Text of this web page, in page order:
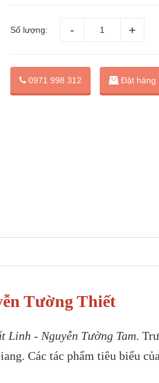
Số lượng:
0971 998 312 Đặt hàng
Tường Thiết
Linh - Nguyễn Tường Tam.
Các tác phẩm tiêu biểu